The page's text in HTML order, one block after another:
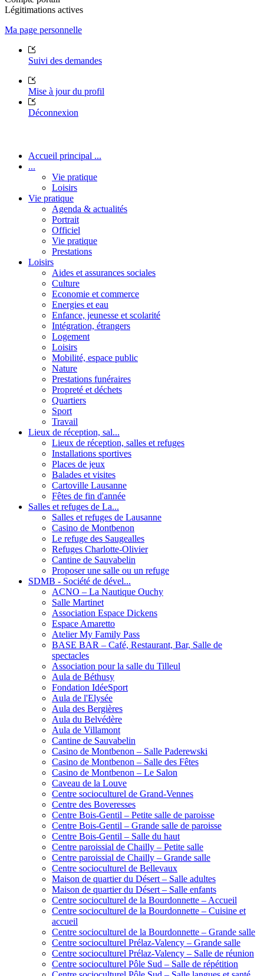
Légitimations actives
Ma page personnelle
Suivi des demandes
Mise à jour du profil
Déconnexion
Accueil principal ...
...
Vie pratique
Loisirs
Vie pratique
Agenda & actualités
Portrait
Officiel
Vie pratique
Prestations
Loisirs
Aides et assurances sociales
Culture
Economie et commerce
Energies et eau
Enfance, jeunesse et scolarité
Intégration, étrangers
Logement
Loisirs
Mobilité, espace public
Nature
Prestations funéraires
Propreté et déchets
Quartiers
Sport
Travail
Lieux de réception, sal...
Lieux de réception, salles et refuges
Installations sportives
Places de jeux
Balades et visites
Cartoville Lausanne
Fêtes de fin d'année
Salles et refuges de La...
Salles et refuges de Lausanne
Casino de Montbenon
Le refuge des Saugealles
Refuges Charlotte-Olivier
Cantine de Sauvabelin
Proposer une salle ou un refuge
SDMB - Société de dével...
ACNO – La Nautique Ouchy
Salle Martinet
Association Espace Dickens
Espace Amaretto
Atelier My Family Pass
BASE BAR – Café, Restaurant, Bar, Salle de
spectacles
Association pour la salle du Tilleul
Aula de Béthusy
Fondation IdéeSport
Aula de l'Elysée
Aula des Bergières
Aula du Belvédère
Aula de Villamont
Cantine de Sauvabelin
Casino de Montbenon – Salle Paderewski
Casino de Montbenon – Salle des Fêtes
Casino de Montbenon – Le Salon
Caveau de la Louve
Centre socioculturel de Grand-Vennes
Centre des Boveresses
Centre Bois-Gentil – Petite salle de paroisse
Centre Bois-Gentil – Grande salle de paroisse
Centre Bois-Gentil – Salle du haut
Centre paroissial de Chailly – Petite salle
Centre paroissial de Chailly – Grande salle
Centre socioculturel de Bellevaux
Maison de quartier du Désert – Salle adultes
Maison de quartier du Désert – Salle enfants
Centre socioculturel de la Bourdonnette – Accueil
Centre socioculturel de la Bourdonnette – Cuisine et
accueil
Centre socioculturel de la Bourdonnette – Grande salle
Centre socioculturel Prélaz-Valency – Grande salle
Centre socioculturel Prélaz-Valency – Salle de réunion
Centre socioculturel Pôle Sud – Salle de répétition